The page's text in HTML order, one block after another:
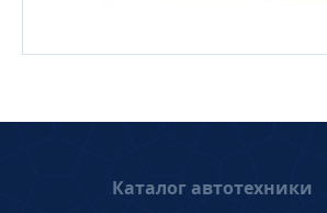
Каталог автотехники